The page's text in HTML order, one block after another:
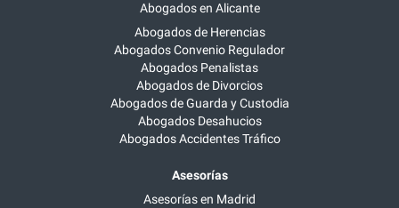
Abogados en Alicante
Abogados de Herencias
Abogados Convenio Regulador
Abogados Penalistas
Abogados de Divorcios
Abogados de Guarda y Custodia
Abogados Desahucios
Abogados Accidentes Tráfico
Asesorías
Asesorías en Madrid